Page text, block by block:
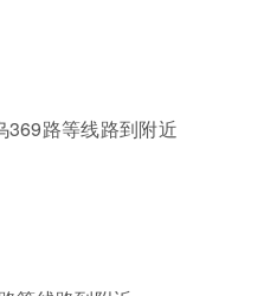
369路等线路到附近